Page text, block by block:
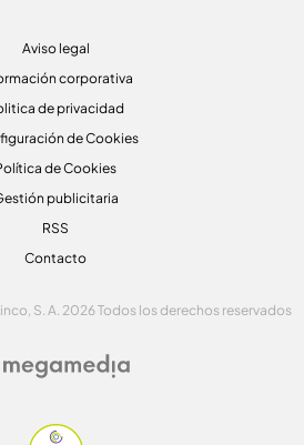
Aviso legal
corporativa
de privacidad
de Cookies
de Cookies
publicitaria
RSS
Contacto
S. A. 2026 Todos los derechos reservados